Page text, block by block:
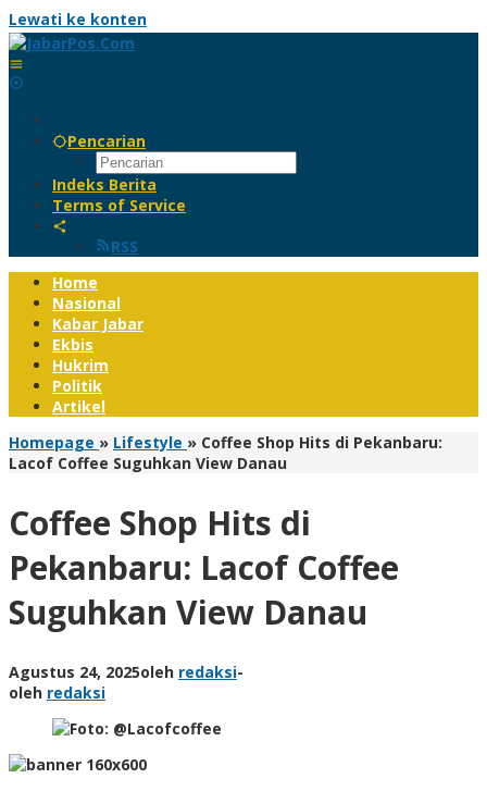
Lewati ke konten
Pencarian
Indeks Berita
Terms of Service
RSS
Home
Nasional
Kabar Jabar
Ekbis
Hukrim
Politik
Artikel
Homepage » Lifestyle » Coffee Shop Hits di Pekanbaru:
Lacof Coffee Suguhkan View Danau
Coffee Shop Hits di
Pekanbaru: Lacof Coffee
Suguhkan View Danau
Agustus 24, 2025oleh redaksi-
oleh redaksi